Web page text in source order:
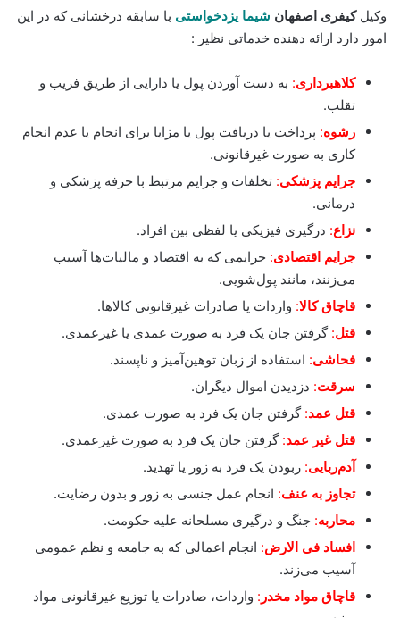
وکیلکیفری اصفهان شیما یزدخواستی با سابقه درخشانی که در این
امور دارد ارائه دهنده خدماتی نظیر :
کلاهبرداری: به دست آوردن پول یا دارایی از طریق فریب و
تقلب.
رشوه: پرداخت یا دریافت پول یا مزایا برای انجام یا عدم انجام
کاری به صورت غیرقانونی.
جرایم پزشکی: تخلفات و جرایم مرتبط با حرفه پزشکی و
درمانی.
نزاع: درگیری فیزیکی یا لفظی بین افراد.
جرایم اقتصادی: جرایمی که به اقتصاد و مالیات‌ها آسیب
می‌زنند، مانند پول‌شویی.
قاچاق کالا: واردات یا صادرات غیرقانونی کالاها.
قتل: گرفتن جان یک فرد به صورت عمدی یا غیرعمدی.
فحاشی: استفاده از زبان توهین‌آمیز و ناپسند.
سرقت: دزدیدن اموال دیگران.
قتل عمد: گرفتن جان یک فرد به صورت عمدی.
قتل غیر عمد: گرفتن جان یک فرد به صورت غیرعمدی.
آدم‌ربایی: ربودن یک فرد به زور یا تهدید.
تجاوز به عنف: انجام عمل جنسی به زور و بدون رضایت.
محاربه: جنگ و درگیری مسلحانه علیه حکومت.
افساد فی الارض: انجام اعمالی که به جامعه و نظم عمومی
آسیب می‌زند.
قاچاق مواد مخدر : واردات، صادرات یا توزیع غیرقانونی مواد